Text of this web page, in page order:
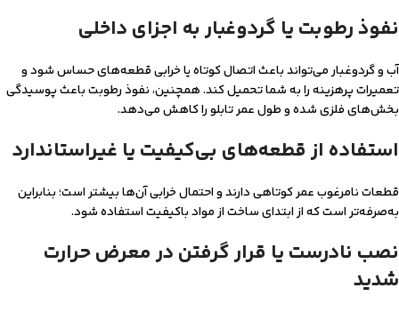
نفوذ رطوبت یا گردوغبار به اجزای داخلی
آب و گردوغبار می‌تواند باعث اتصال کوتاه یا خرابی قطعه‌های حساس شود و
تعمیرات پرهزینه را به شما تحمیل کند. همچنین، نفوذ رطوبت باعث پوسیدگی
بخش‌های فلزی شده و طول عمر تابلو را کاهش می‌دهد.
استفاده از قطعه‌های بی‌کیفیت یا غیراستاندارد
قطعات نامرغوب عمر کوتاهی دارند و احتمال خرابی آن‌ها بیشتر است؛ بنابراین
به‌صرفه‌تر است که از ابتدای ساخت از مواد باکیفیت استفاده شود.
نصب نادرست یا قرار گرفتن در معرض حرارت
شدید